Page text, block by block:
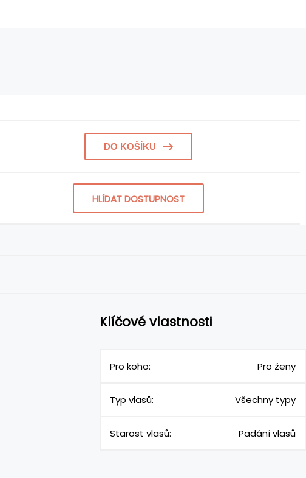
DO KOŠÍKU
HLÍDAT DOSTUPNOST
Klíčové vlastnosti
Pro koho: Pro ženy
Typ vlasů: Všechny typy
Starost vlasů: Padání vlasů